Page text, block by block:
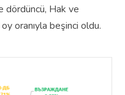
dördüncü, Hak ve
oranıyla beşinci oldu.